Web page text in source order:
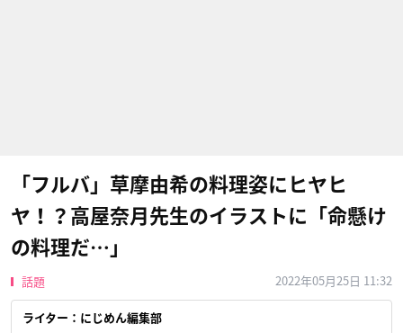
「フルバ」草摩由希の料理姿にヒヤヒ
ヤ！？高屋奈月先生のイラストに「命懸け
の料理だ…」
話題 2022年05月25日 11:32
ライター：にじめん編集部